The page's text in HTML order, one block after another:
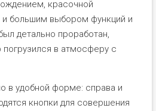
красочной
и большим выбором функций и
детально проработан,
в атмосферу с
в удобной форме: справа и
кнопки для совершения